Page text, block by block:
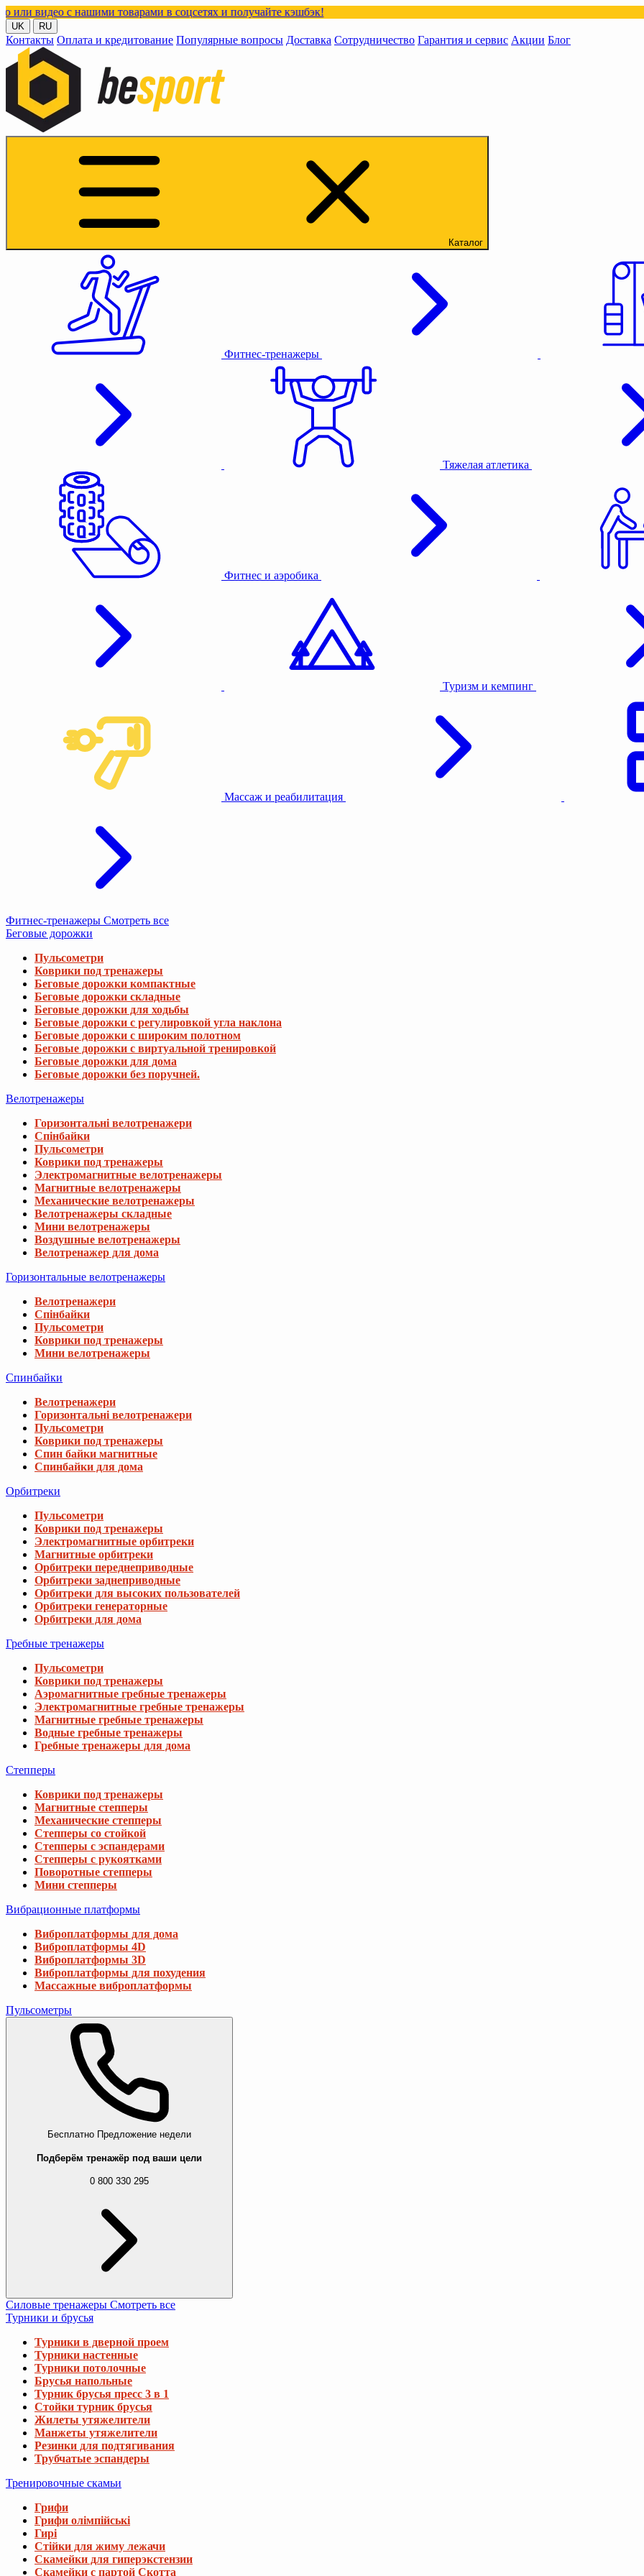
товарами в соцсетях и получайте кэшбэк!
UK RU
Контакты Оплата и кредитование Популярные вопросы Доставка Сотрудничество Гарантия и сервис Акции Блог
Каталог
Фитнес-тренажеры
Тяжелая атлетика
Фитнес и аэробика
Туризм и кемпинг
Массаж и реабилитация
Фитнес-тренажеры Смотреть все
Беговые дорожки
Пульсометри
Коврики под тренажеры
Беговые дорожки компактные
Беговые дорожки складные
Беговые дорожки для ходьбы
Беговые дорожки с регулировкой угла наклона
Беговые дорожки с широким полотном
Беговые дорожки с виртуальной тренировкой
Беговые дорожки для дома
Беговые дорожки без поручней.
Велотренажеры
Горизонтальні велотренажери
Спінбайки
Пульсометри
Коврики под тренажеры
Электромагнитные велотренажеры
Магнитные велотренажеры
Механические велотренажеры
Велотренажеры складные
Мини велотренажеры
Воздушные велотренажеры
Велотренажер для дома
Горизонтальные велотренажеры
Велотренажери
Спінбайки
Пульсометри
Коврики под тренажеры
Мини велотренажеры
Спинбайки
Велотренажери
Горизонтальні велотренажери
Пульсометри
Коврики под тренажеры
Спин байки магнитные
Спинбайки для дома
Орбитреки
Пульсометри
Коврики под тренажеры
Электромагнитные орбитреки
Магнитные орбитреки
Орбитреки переднеприводные
Орбитреки заднеприводные
Орбитреки для высоких пользователей
Орбитреки генераторные
Орбитреки для дома
Гребные тренажеры
Пульсометри
Коврики под тренажеры
Аэромагнитные гребные тренажеры
Электромагнитные гребные тренажеры
Магнитные гребные тренажеры
Водные гребные тренажеры
Гребные тренажеры для дома
Степперы
Коврики под тренажеры
Магнитные степперы
Механические степперы
Степперы со стойкой
Степперы с эспандерами
Степперы с рукоятками
Поворотные степперы
Мини степперы
Вибрационные платформы
Виброплатформы для дома
Виброплатформы 4D
Виброплатформы 3D
Виброплатформы для похудения
Массажные виброплатформы
Пульсометры
Бесплатно Предложение недели
Подберём тренажёр под ваши цели
0 800 330 295
Силовые тренажеры Смотреть все
Турники и брусья
Турники в дверной проем
Турники настенные
Турники потолочные
Брусья напольные
Турник брусья пресс 3 в 1
Стойки турник брусья
Жилеты утяжелители
Манжеты утяжелители
Резинки для подтягивания
Трубчатые эспандеры
Тренировочные скамьи
Грифи
Грифи олімпійські
Гирі
Стійки для жиму лежачи
Скамейки для гиперэкстензии
Скамейки с партой Скотта